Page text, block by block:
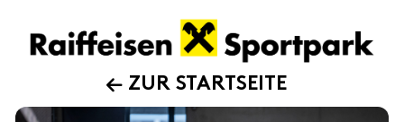
ZUR STARTSEITE